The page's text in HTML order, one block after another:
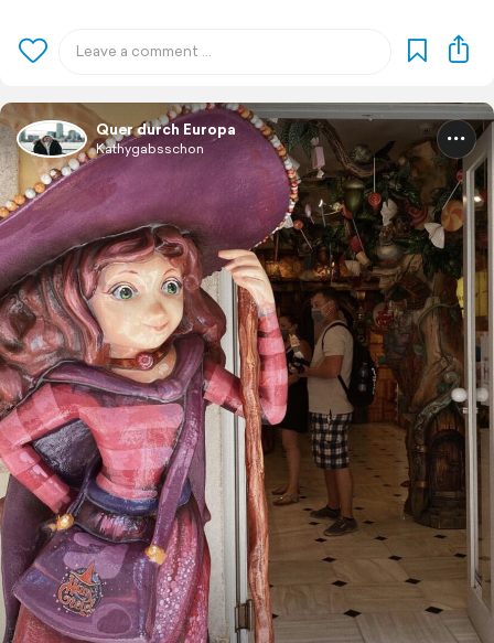
Quer durch Europa
Kathygabsschon